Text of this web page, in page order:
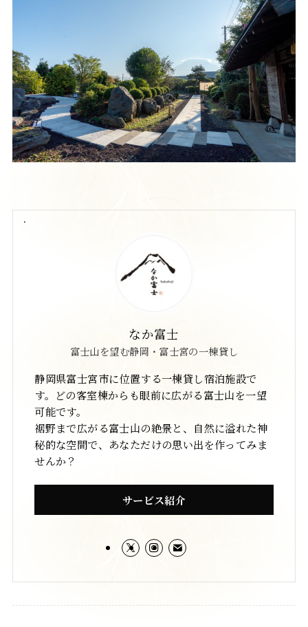
宿泊予約 客室紹介
施設の楽しみ方 施設販売
周辺店舗情報紹介 周辺観光紹介
なか富士
富士山を望む静岡・富士宮の一棟貸し
静岡県富士宮市に位置する一棟貸し宿泊施設で
す。どの客室棟からも眼前に広がる富士山を一望
可能です。
裾野まで広がる富士山の絶景と、自然に溢れた神
秘的な空間で、あなただけの思い出を作ってみま
せんか？
サービス紹介